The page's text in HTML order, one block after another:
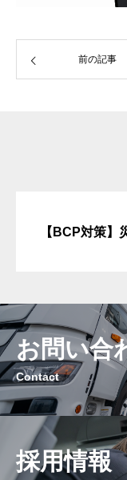
前の記事
【BCP対策】
お問い合
Contact
採用情報